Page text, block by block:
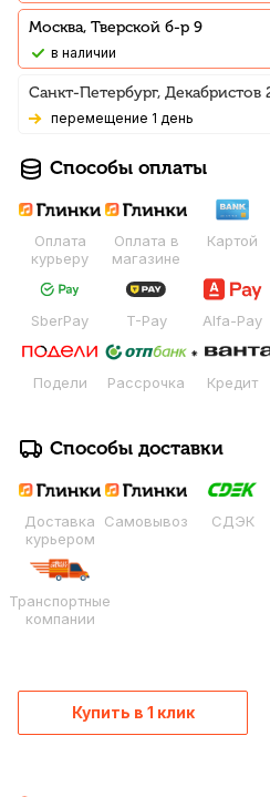
Москва, Тверской б-р 9
В наличии
Санкт-Петербург, Декабристов
Перемещение 1 день
Способы оплаты
Оплата
курьеру
Оплата в
магазине
Картой
SberPay T-Pay Alfa-Pay
Подели Рассрочка Кредит
Способы доставки
Доставка
курьером
Самовывоз СДЭК
Транспортные
компании
Купить в 1 клик